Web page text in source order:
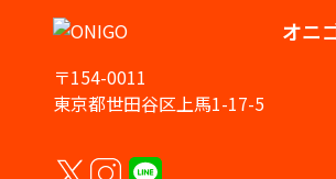
オニ
〒154-0011
東京都世田谷区上馬1-17-5